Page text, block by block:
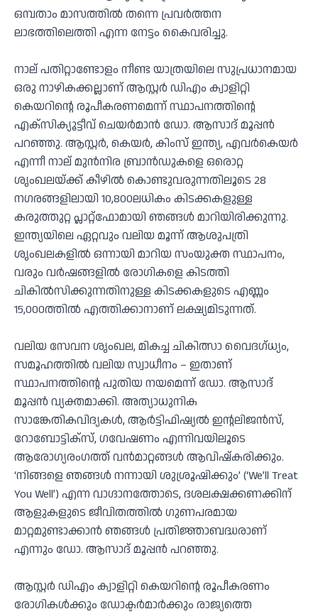
ഒമ്പതാം മാസത്തിൽ തന്നെ പ്രവർത്തന
ലാഭത്തിലെത്തി എന്ന നേട്ടം കൈവരിച്ചു.
നാല് പതിറ്റാണ്ടോളം നീണ്ട യാത്രയിലെ സുപ്രധാനമായ
ഒരു നാഴികക്കല്ലാണ് ആസ്റ്റർ ഡിഎം ക്വാളിറ്റി
കെയറിന്റെ രൂപീകരണമെന്ന് സ്ഥാപനത്തിന്റെ
എക്സിക്യൂട്ടീവ് ചെയർമാൻ ഡോ. ആസാദ് മൂപ്പൻ
പറഞ്ഞു. ആസ്റ്റർ, കെയർ, കിംസ് ഇന്ത്യ, എവർകെയർ
എന്നീ നാല് മുൻനിര ബ്രാൻഡുകളെ ഒരൊറ്റ
ശൃംഖലയ്ക്ക് കീഴിൽ കൊണ്ടുവരുന്നതിലൂടെ 28
നഗരങ്ങളിലായി 10,800ലധികം കിടക്കകളുള്ള
കരുത്തുറ്റ പ്ലാറ്റ്‌ഫോമായി ഞങ്ങൾ മാറിയിരിക്കുന്നു.
ഇന്ത്യയിലെ ഏറ്റവും വലിയ മൂന്ന് ആശുപത്രി
ശൃംഖലകളിൽ ഒന്നായി മാറിയ സംയുക്ത സ്ഥാപനം,
വരും വർഷങ്ങളിൽ രോഗികളെ കിടത്തി
ചികിൽസിക്കുന്നതിനുള്ള കിടക്കകളുടെ എണ്ണം
15,000ത്തിൽ എത്തിക്കാനാണ് ലക്ഷ്യമിടുന്നത്.
വലിയ സേവന ശൃംഖല, മികച്ച ചികിത്സാ വൈദഗ്ധ്യം,
സമൂഹത്തിൽ വലിയ സ്വാധീനം – ഇതാണ്
സ്ഥാപനത്തിന്റെ പുതിയ നയമെന്ന് ഡോ. ആസാദ്
മൂപ്പൻ വ്യക്തമാക്കി. അത്യാധുനിക
സാങ്കേതികവിദ്യകൾ, ആർട്ടിഫിഷ്യൽ ഇന്റലിജൻസ്,
റോബോട്ടിക്സ്, ഗവേഷണം എന്നിവയിലൂടെ
ആരോഗ്യരംഗത്ത് വൻമാറ്റങ്ങൾ ആവിഷ്കരിക്കും.
‘നിങ്ങളെ ഞങ്ങൾ നന്നായി ശുശ്രൂഷിക്കും’ (‘We’ll Treat
You Well’) എന്ന വാഗ്ദാനത്തോടെ, ദശലക്ഷക്കണക്കിന്
ആളുകളുടെ ജീവിതത്തിൽ ഗുണപരമായ
മാറ്റമുണ്ടാക്കാൻ ഞങ്ങൾ പ്രതിജ്ഞാബദ്ധരാണ്
എന്നും ഡോ. ആസാദ് മൂപ്പൻ പറഞ്ഞു.
ആസ്റ്റർ ഡിഎം ക്വാളിറ്റി കെയറിന്റെ രൂപീകരണം
രോഗികൾക്കും ഡോക്ടർമാർക്കും രാജ്യത്തെ